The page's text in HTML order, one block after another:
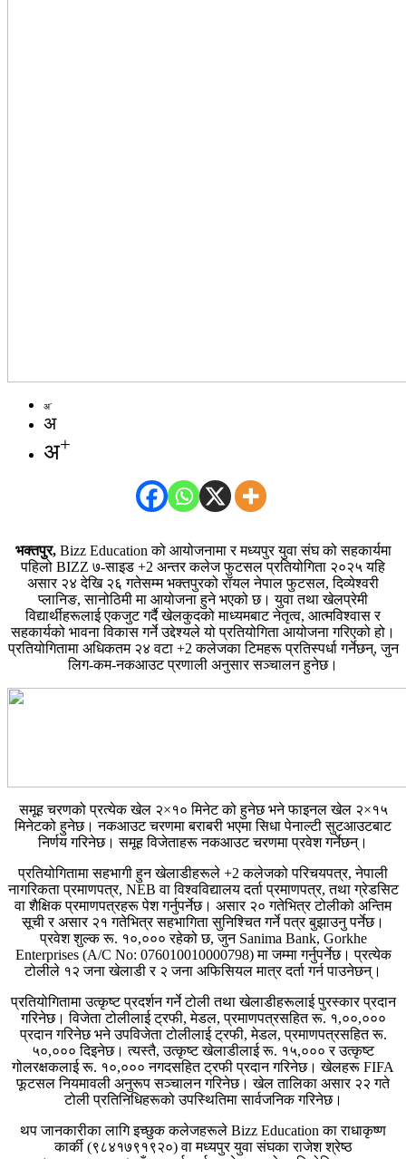
अ-
अ
अ+
भक्तपुर, Bizz Education को आयोजनामा र मध्यपुर युवा संघ को सहकार्यमा
पहिलो BIZZ ७-साइड +2 अन्तर कलेज फुटसल प्रतियोगिता २०२५ यहि
असार २४ देखि २६ गतेसम्म भक्तपुरको रॉयल नेपाल फुटसल, दिव्येश्वरी
प्लानिङ, सानोठिमी मा आयोजना हुने भएको छ। युवा तथा खेलप्रेमी
विद्यार्थीहरूलाई एकजुट गर्दै खेलकुदको माध्यमबाट नेतृत्व, आत्मविश्वास र
सहकार्यको भावना विकास गर्ने उद्देश्यले यो प्रतियोगिता आयोजना गरिएको हो।
प्रतियोगितामा अधिकतम २४ वटा +2 कलेजका टिमहरू प्रतिस्पर्धा गर्नेछन्, जुन
लिग-कम-नकआउट प्रणाली अनुसार सञ्चालन हुनेछ।
समूह चरणको प्रत्येक खेल २×१० मिनेट को हुनेछ भने फाइनल खेल २×१५
मिनेटको हुनेछ। नकआउट चरणमा बराबरी भएमा सिधा पेनाल्टी सुटआउटबाट
निर्णय गरिनेछ। समूह विजेताहरू नकआउट चरणमा प्रवेश गर्नेछन्।
प्रतियोगितामा सहभागी हुन खेलाडीहरूले +2 कलेजको परिचयपत्र, नेपाली
नागरिकता प्रमाणपत्र, NEB वा विश्वविद्यालय दर्ता प्रमाणपत्र, तथा ग्रेडसिट
वा शैक्षिक प्रमाणपत्रहरू पेश गर्नुपर्नेछ। असार २० गतेभित्र टोलीको अन्तिम
सूची र असार २१ गतेभित्र सहभागिता सुनिश्चित गर्ने पत्र बुझाउनु पर्नेछ।
प्रवेश शुल्क रू. १०,००० रहेको छ, जुन Sanima Bank, Gorkhe
Enterprises (A/C No: 076010010000798) मा जम्मा गर्नुपर्नेछ। प्रत्येक
टोलीले १२ जना खेलाडी र २ जना अफिसियल मात्र दर्ता गर्न पाउनेछन्।
प्रतियोगितामा उत्कृष्ट प्रदर्शन गर्ने टोली तथा खेलाडीहरूलाई पुरस्कार प्रदान
गरिनेछ। विजेता टोलीलाई ट्रफी, मेडल, प्रमाणपत्रसहित रू. १,००,०००
प्रदान गरिनेछ भने उपविजेता टोलीलाई ट्रफी, मेडल, प्रमाणपत्रसहित रू.
५०,००० दिइनेछ। त्यस्तै, उत्कृष्ट खेलाडीलाई रू. १५,००० र उत्कृष्ट
गोलरक्षकलाई रू. १०,००० नगदसहित ट्रफी प्रदान गरिनेछ। खेलहरू FIFA
फूटसल नियमावली अनुरूप सञ्चालन गरिनेछ। खेल तालिका असार २२ गते
टोली प्रतिनिधिहरूको उपस्थितिमा सार्वजनिक गरिनेछ।
थप जानकारीका लागि इच्छुक कलेजहरूले Bizz Education का राधाकृष्ण
कार्की (९८४१७९१९२०) वा मध्यपुर युवा संघका राजेश श्रेष्ठ